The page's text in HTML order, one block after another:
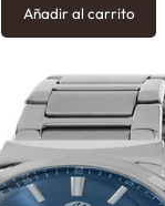
Añadir al carrito